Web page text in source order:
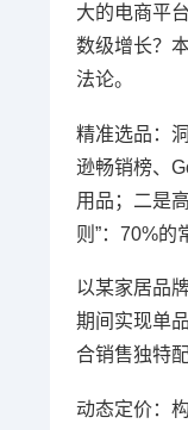
大的电商平
数级增长？
法论。
精准选品：
逊畅销榜、
用品；二是
则”：70%的
以某家居品
期间实现单
合销售独特配
动态定价：